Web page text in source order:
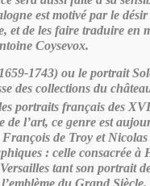
est motivé par le
et de les faire traduire en
Coysevox.
1743) ou le portrait
des collections du
portraits français des
de l’art, ce genre est
de Troy et
: celle consacrée à
tant son portrait
du Grand Siècle.